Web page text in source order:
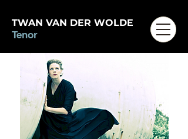
TWAN VAN DER WOLDE
Tenor